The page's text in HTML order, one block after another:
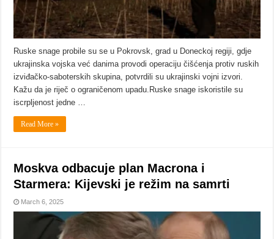
Ruske snage probile su se u Pokrovsk, grad u Doneckoj regiji, gdje
ukrajinska vojska već danima provodi operaciju čišćenja protiv ruskih
izviđačko-saboterskih skupina, potvrdili su ukrajinski vojni izvori.
Kažu da je riječ o ograničenom upadu.Ruske snage iskoristile su
iscrpljenost jedne …
Read More »
Moskva odbacuje plan Macrona i
Starmera: Kijevski je režim na samrti
March 6, 2025